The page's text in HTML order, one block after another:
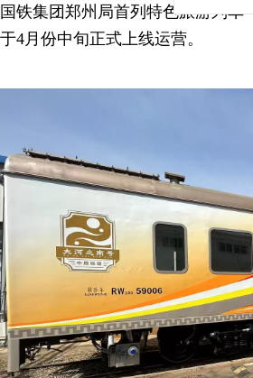
国铁集团郑州局首列特色旅游列车
于4月份中旬正式上线运营。